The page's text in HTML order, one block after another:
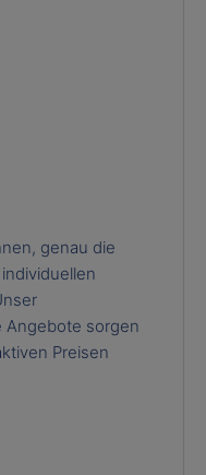
genau die
Angebote sorgen
Preisen